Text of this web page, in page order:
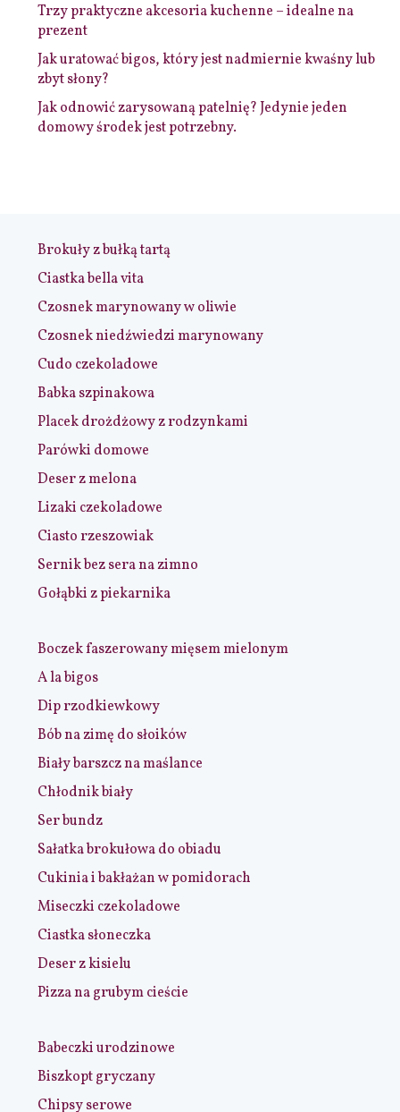
Trzy praktyczne akcesoria kuchenne – idealne na
prezent
Jak uratować bigos, który jest nadmiernie kwaśny lub
zbyt słony?
Jak odnowić zarysowaną patelnię? Jedynie jeden
domowy środek jest potrzebny.
Brokuły z bułką tartą
Ciastka bella vita
Czosnek marynowany w oliwie
Czosnek niedźwiedzi marynowany
Cudo czekoladowe
Babka szpinakowa
Placek drożdżowy z rodzynkami
Parówki domowe
Deser z melona
Lizaki czekoladowe
Ciasto rzeszowiak
Sernik bez sera na zimno
Gołąbki z piekarnika
Boczek faszerowany mięsem mielonym
A la bigos
Dip rzodkiewkowy
Bób na zimę do słoików
Biały barszcz na maślance
Chłodnik biały
Ser bundz
Sałatka brokułowa do obiadu
Cukinia i bakłażan w pomidorach
Miseczki czekoladowe
Ciastka słoneczka
Deser z kisielu
Pizza na grubym cieście
Babeczki urodzinowe
Biszkopt gryczany
Chipsy serowe